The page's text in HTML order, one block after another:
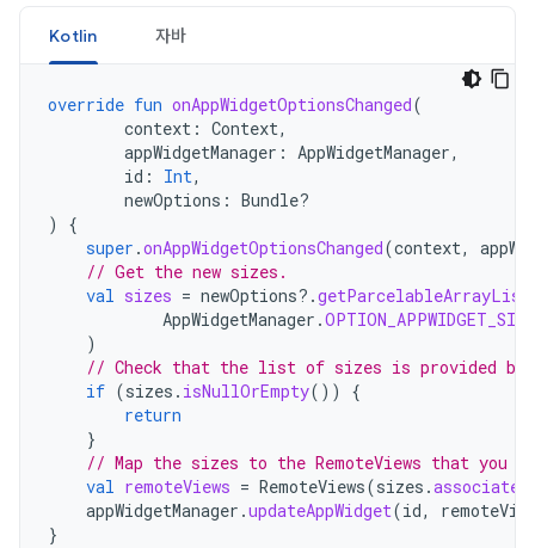
Kotlin 자바
override fun onAppWidgetOptionsChanged(
context : Context,
appWidgetManager : AppWidgetManager,
id : Int,
newOptions : Bundle?
)
{
super .onAppWidgetOptionsChanged(context,
// Get the new sizes.
val sizes = newOptions?.
AppWidgetManager .
)
// Check that the list of sizes is provided by
if (sizes . isNullOrEmpty())
{
return
}
// Map the sizes to the RemoteViews that you
val remoteViews = RemoteViews(sizes .
appWidgetManager .updateAppWidget(id,
}